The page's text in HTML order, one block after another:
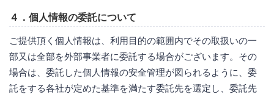
４．個人情報の委託について
ご提供頂く個人情報は、利用目的の範囲内でその取扱いの一
部又は全部を外部事業者に委託する場合がございます。その
場合は、委託した個人情報の安全管理が図られるように、委
託をする各社が定めた基準を満たす委託先を選定し、委託先